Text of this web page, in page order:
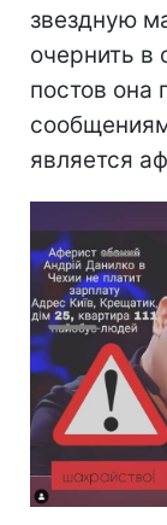
звездную
очернить в
постов она
является